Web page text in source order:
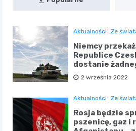
Aktualności Ze
Niemcy
Republice
dostanie
2 września 2022
Aktualności Ze
Rosja będzie
pszenicę, gaz i